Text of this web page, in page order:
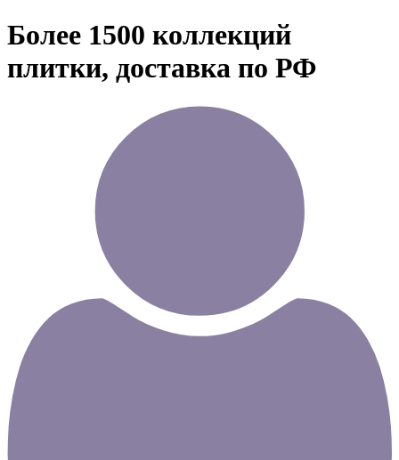
Более 1500 коллекций
плитки, доставка по РФ